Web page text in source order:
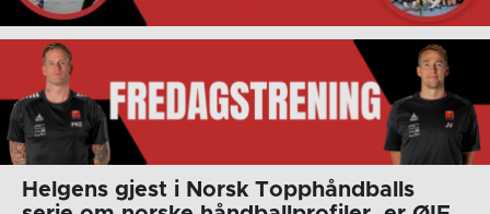
Helgens gjest i Norsk Topphåndballs